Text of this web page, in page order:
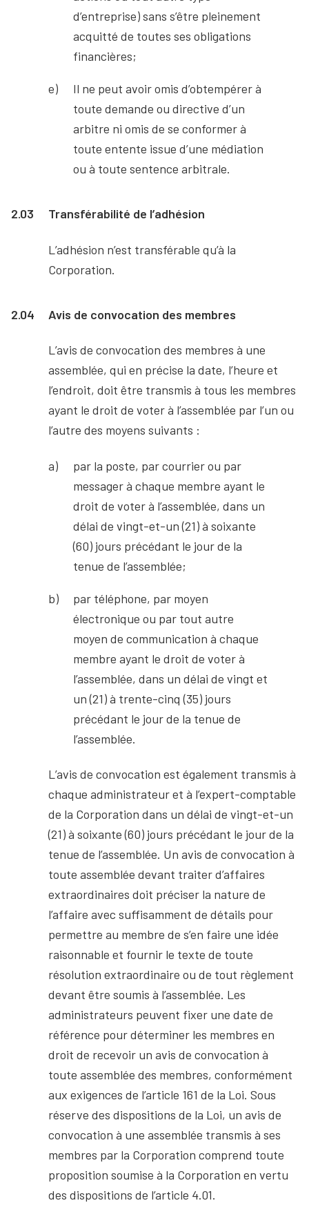
d’entreprise) sans s’être pleinement
acquitté de toutes ses obligations
financières;
Il ne peut avoir omis d’obtempérer à
toute demande ou directive d’un
arbitre ni omis de se conformer à
toute entente issue d’une médiation
ou à toute sentence arbitrale.
2.03 Transférabilité de l’adhésion
L’adhésion n’est transférable qu’à la
Corporation.
2.04 Avis de convocation des membres
L’avis de convocation des membres à une
assemblée, qui en précise la date, l’heure et
l’endroit, doit être transmis à tous les membres
ayant le droit de voter à l’assemblée par l’un ou
l’autre des moyens suivants :
par la poste, par courrier ou par
messager à chaque membre ayant le
droit de voter à l’assemblée, dans un
délai de vingt-et-un (21) à soixante
(60) jours précédant le jour de la
tenue de l’assemblée;
par téléphone, par moyen
électronique ou par tout autre
moyen de communication à chaque
membre ayant le droit de voter à
l’assemblée, dans un délai de vingt et
un (21) à trente-cinq (35) jours
précédant le jour de la tenue de
l’assemblée.
L’avis de convocation est également transmis à
chaque administrateur et à l’expert-comptable
de la Corporation dans un délai de vingt-et-un
(21) à soixante (60) jours précédant le jour de la
tenue de l’assemblée. Un avis de convocation à
toute assemblée devant traiter d’affaires
extraordinaires doit préciser la nature de
l’affaire avec suffisamment de détails pour
permettre au membre de s’en faire une idée
raisonnable et fournir le texte de toute
résolution extraordinaire ou de tout règlement
devant être soumis à l’assemblée. Les
administrateurs peuvent fixer une date de
référence pour déterminer les membres en
droit de recevoir un avis de convocation à
toute assemblée des membres, conformément
aux exigences de l’article 161 de la Loi. Sous
réserve des dispositions de la Loi, un avis de
convocation à une assemblée transmis à ses
membres par la Corporation comprend toute
proposition soumise à la Corporation en vertu
des dispositions de l’article 4.01.